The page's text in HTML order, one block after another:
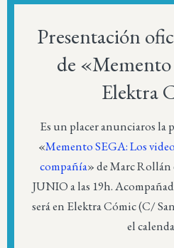
Presentación
de
Elektra
Es un placer anunciaros la
«Memento SEGA: Los
compañía» de Marc Rollán
JUNIO a las 19h.
será en Elektra Cómic (C/
el